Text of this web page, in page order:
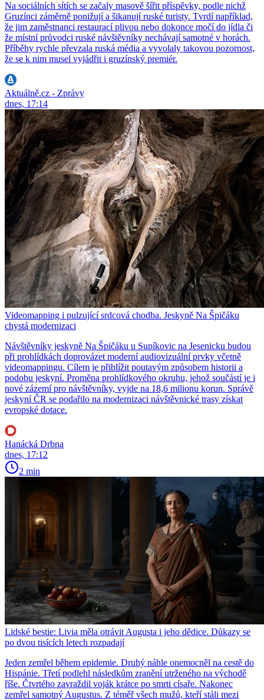
Na sociálních sítích se začaly masově šířit příspěvky, podle nichž
Gruzínci záměrně ponižují a šikanují ruské turisty. Tvrdí například,
že jim zaměstnanci restaurací plivou nebo dokonce močí do jídla či
že místní průvodci ruské návštěvníky nechávají samotné v horách.
Příběhy rychle převzala ruská média a vyvolaly takovou pozornost,
že se k nim musel vyjádřit i gruzínský premiér.
Aktuálně.cz - Zprávy
dnes, 17:14
Videomapping i pulzující srdcová chodba. Jeskyně Na Špičáku
chystá modernizaci
Návštěvníky jeskyně Na Špičáku u Supíkovic na Jesenicku budou
při prohlídkách doprovázet moderní audiovizuální prvky včetně
videomappingu. Cílem je přiblížit poutavým způsobem historii a
podobu jeskyní. Proměna prohlídkového okruhu, jehož součástí je i
nové zázemí pro návštěvníky, vyjde na 18,6 milionu korun. Správě
jeskyní ČR se podařilo na modernizaci návštěvnické trasy získat
evropské dotace.
Hanácká Drbna
dnes, 17:12
2 min
Lidské bestie: Livia měla otrávit Augusta i jeho dědice. Důkazy se
po dvou tisících letech rozpadají
Jeden zemřel během epidemie. Druhý náhle onemocněl na cestě do
Hispánie. Třetí podlehl následkům zranění utrženého na východě
říše. Čtvrtého zavraždil voják krátce po smrti císaře. Nakonec
zemřel samotný Augustus. Z téměř všech mužů, kteří stáli mezi